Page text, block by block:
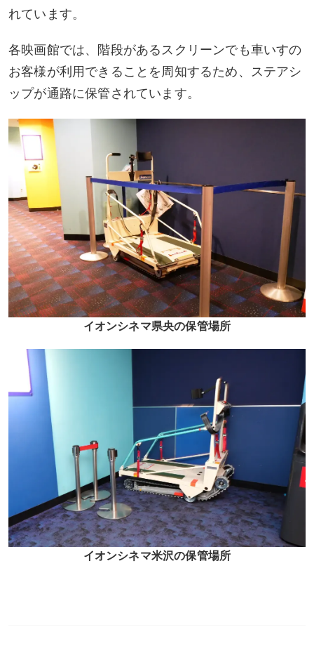
れています。
各映画館では、階段があるスクリーンでも車いすの
お客様が利用できることを周知するため、ステアシ
ップが通路に保管されています。
イオンシネマ県央の保管場所
イオンシネマ米沢の保管場所